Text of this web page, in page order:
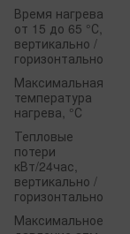
Время нагрева
от 15 до 65 °С,
вертикально /
горизонтально
Максимальная
температура
нагрева, °С
Тепловые
потери
кВт/24час,
вертикально /
горизонтально
Максимальное